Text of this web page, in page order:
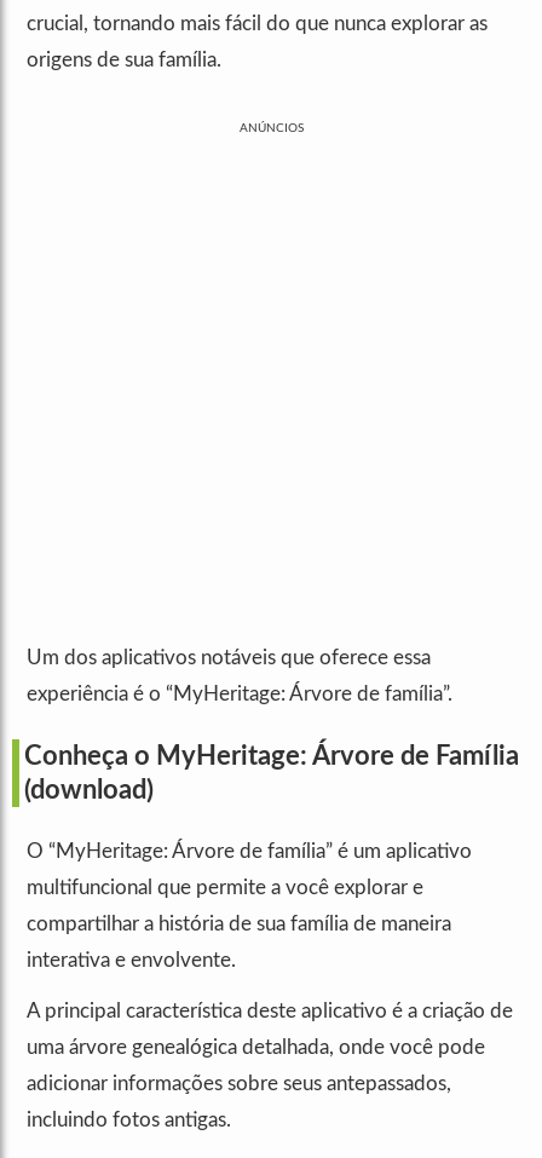
crucial, tornando mais fácil do que nunca explorar as
origens de sua família.
ANÚNCIOS
Um dos aplicativos notáveis que oferece essa
experiência é o “MyHeritage: Árvore de família”.
Conheça o MyHeritage: Árvore de Família
(download)
O “MyHeritage: Árvore de família” é um aplicativo
multifuncional que permite a você explorar e
compartilhar a história de sua família de maneira
interativa e envolvente.
A principal característica deste aplicativo é a criação de
uma árvore genealógica detalhada, onde você pode
adicionar informações sobre seus antepassados,
incluindo fotos antigas.